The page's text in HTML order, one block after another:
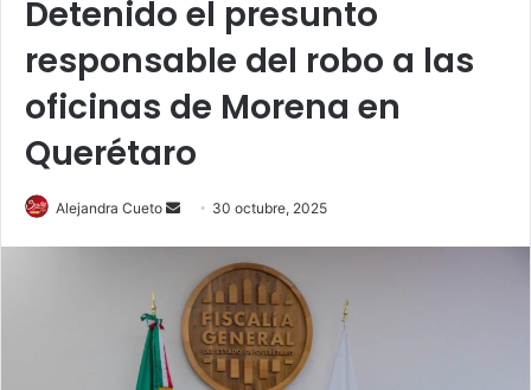
Detenido el presunto
responsable del robo a las
oficinas de Morena en
Querétaro
Alejandra Cueto
Send 30 octubre, 2025